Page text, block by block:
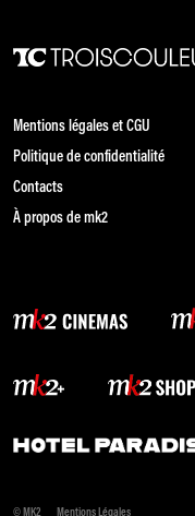
Mentions légales et CGU
Politique de confidentialité
Contacts
À propos de mk2
© MK2 Mentions Légales